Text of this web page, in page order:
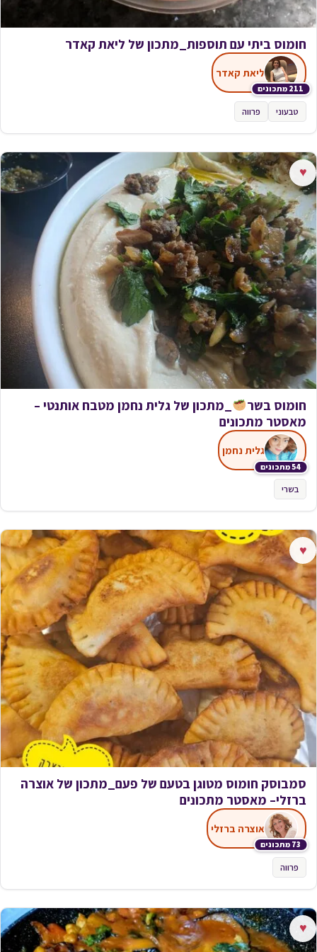
חומוס ביתי עם תוספות_מתכון של ליאת קאדר
211 מתכונים
ליאת קאדר
טבעוני פרווה
♥
חומוס בשר
_מתכון של גלית נחמן מטבח אותנטי –
מאסטר מתכונים
54 מתכונים
גלית נחמן
בשרי
♥
סמבוסק חומוס מטוגן בטעם של פעם_מתכון של אוצרה
ברזלי– מאסטר מתכונים
73 מתכונים
אוצרה ברזלי
פרווה
♥